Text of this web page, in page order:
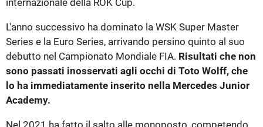
L'anno successivo ha dominato la WSK Super Master
Series e la Euro Series, arrivando persino quinto al suo
debutto nel Campionato Mondiale FIA. Risultati che non
sono passati inosservati agli occhi di Toto Wolff, che
lo ha immediatamente inserito nella Mercedes Junior
Academy.
Nel 2021 ha fatto il salto alle monoposto, competendo